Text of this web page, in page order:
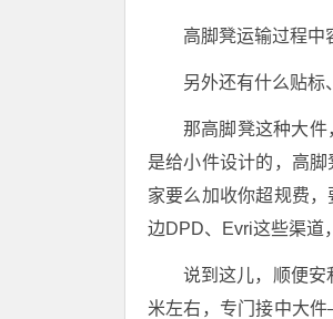
高脚凳运输过程中
另外还有什么贴标
那高脚凳这种大
是给小件设计的，高
家要么加收你超规费
边DPD、Evri这些渠道
说到这儿，顺便安
米左右，专门接中大